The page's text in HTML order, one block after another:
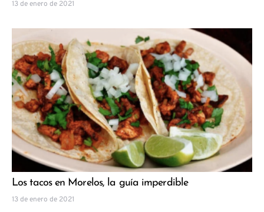
13 de enero de 2021
Los tacos en Morelos, la guía imperdible
13 de enero de 2021